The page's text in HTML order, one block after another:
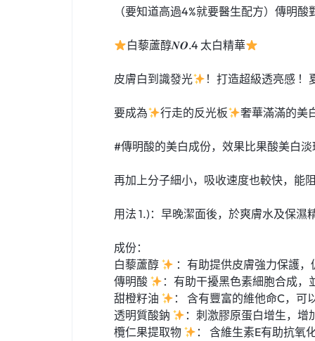
（要知道高過4%就要醫生配方）傳明
白藜蘆醇𝑵𝑶.4 太白精華
皮膚白到識發光 ！打造超級透亮感 ！
要成為 行走的反光板 奢華滿滿的美
#傳明酸的美白成份，效果比果酸美白
再加上分子細小，吸收速度也較快，能
用法 1.)：早晚潔面後，於爽膚水及保
成份：
白藜蘆醇
：有助提供皮膚強力保護
傳明酸
：有助干擾黑色素細胞合成
甜橙籽油
： 含有豐富的維他命C，
透明質酸鈉
：刺激膠原蛋白增生，
欖仁果提取物
： 含維生素E有助抗氧